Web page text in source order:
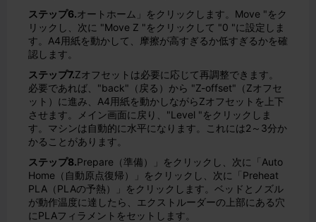
ステップ6.オートホーム」をクリックします。Move "をク
リックし、次に "Move Z "をクリックして "0 "に設定しま
す。A4用紙を動かして、摩擦が高すぎるか低すぎるかを確
認します。
ステップ7.Zオフセットは必要に応じて再調整できます。
必要であれば、"back"（戻る）から "Z-offset"（Zオフセ
ット）に進み、A4用紙を動かしながらZオフセットを上下
させます。メイン画面に戻り、"Level "をクリックしま
す。マシンは自動的に水平になります。これには2～3分か
かることがあります。
ステップ8.Prepare（準備）」をクリックし、次に「Auto
Home（自動原点復帰）」をクリックし、次に「Preheat
PLA（PLAの予熱）」をクリックします。ベッドとノズル
が動作温度に達したら、エクストルーダーの上部にある穴
にPLAフィラメントをセットします。